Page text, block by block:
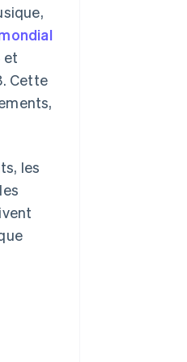
et
Cette
les